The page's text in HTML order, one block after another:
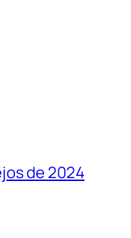
de 2024